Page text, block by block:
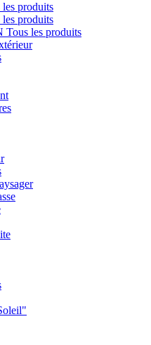
les produits
les produits
Tous les produits